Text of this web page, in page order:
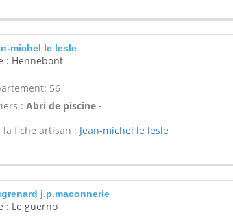
michel le lesle
: Hennebont
56
: Abri de piscine -
la fiche artisan : Jean-michel le lesle
j.p.maconnerie
: Le guerno